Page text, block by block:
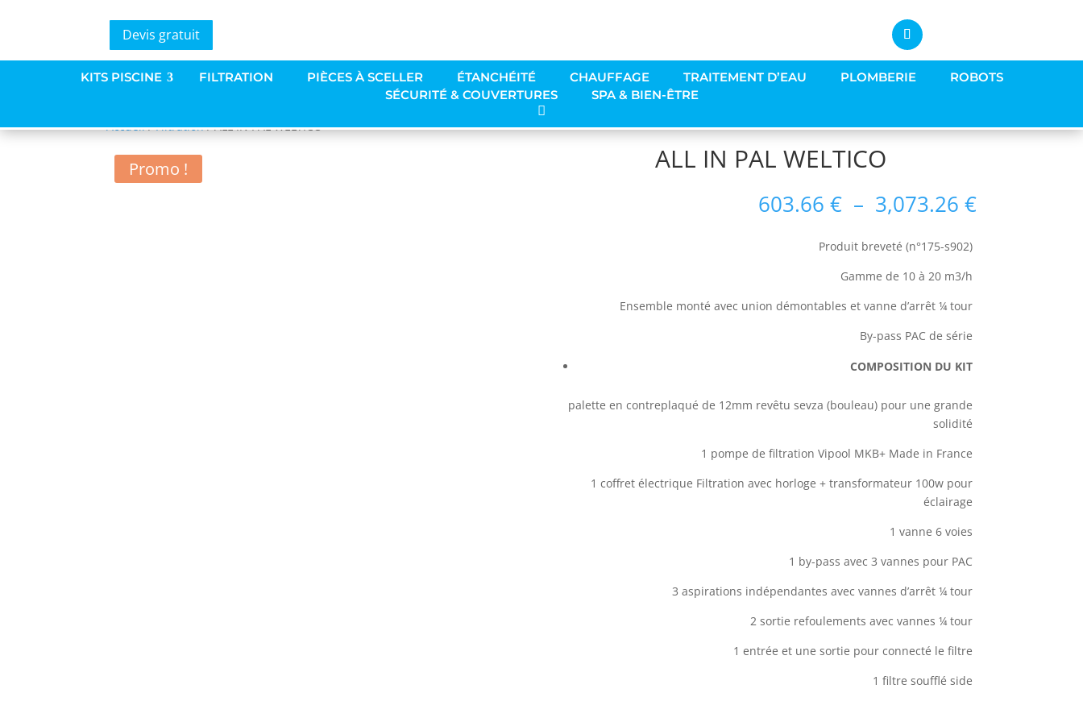
Devis gratuit
KITS PISCINE FILTRATION PIÈCES À SCELLER ÉTANCHÉITÉ CHAUFFAGE TRAITEMENT D’EAU PLOMBERIE
ROBOTS
SÉCURITÉ & COUVERTURES
SPA & BIEN-ÊTRE
Accueil/Filtration/ ALL IN PAL WELTICO
Promo ! ALL IN PAL WELTICO
603.66 € – 3,073.26 €Plage
de
Produit breveté (n°175-s902)
Gamme de 10 à 20 m3/h
Ensemble monté avec union démontables et vanne d’arrêt ¼ tour
By-pass PAC de série
COMPOSITION DU KIT
palette en contreplaqué de 12mm revêtu sevza (bouleau) pour une grande
solidité
1 pompe de filtration Vipool MKB+ Made in France
1 coffret électrique Filtration avec horloge + transformateur 100w pour
éclairage
1 vanne 6 voies
1 by-pass avec 3 vannes pour PAC
3 aspirations indépendantes avec vannes d’arrêt ¼ tour
2 sortie refoulements avec vannes ¼ tour
1 entrée et une sortie pour connecté le filtre
1 filtre soufflé side